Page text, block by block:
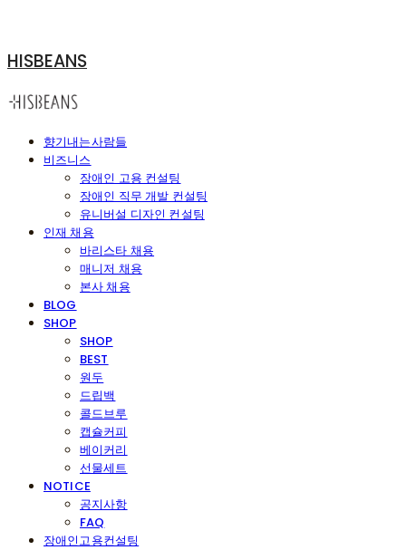
HISBEANS
향기내는사람들
비즈니스
장애인 고용 컨설팅
장애인 직무 개발 컨설팅
유니버설 디자인 컨설팅
인재 채용
바리스타 채용
매니저 채용
본사 채용
BLOG
SHOP
SHOP
BEST
원두
드립백
콜드브루
캡슐커피
베이커리
선물세트
NOTICE
공지사항
FAQ
장애인고용컨설팅